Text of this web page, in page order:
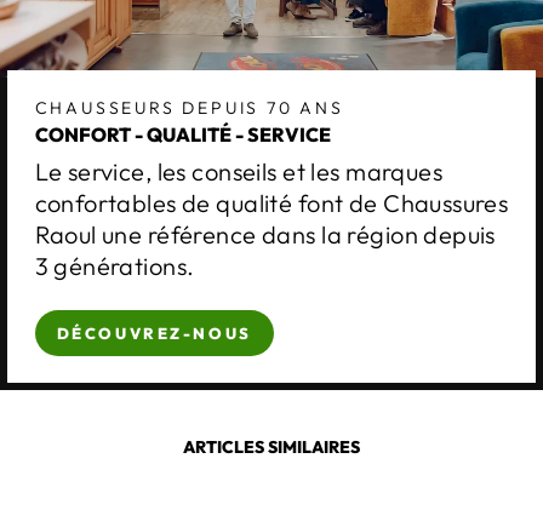
CHAUSSEURS DEPUIS 70 ANS
CONFORT - QUALITÉ - SERVICE
Le service, les conseils et les marques
confortables de qualité font de Chaussures
Raoul une référence dans la région depuis
3 générations.
DÉCOUVREZ-NOUS
ARTICLES SIMILAIRES